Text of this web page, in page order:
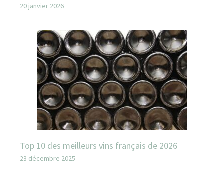
20 janvier 2026
Top 10 des meilleurs vins français de 2026
23 décembre 2025